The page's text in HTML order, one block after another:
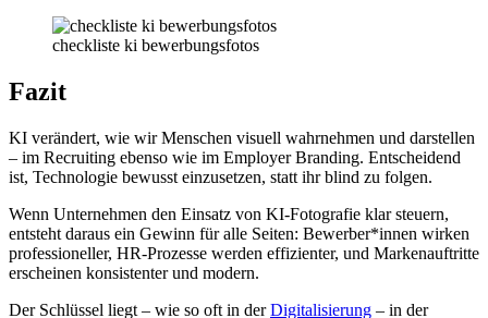
checkliste ki bewerbungsfotos
Fazit
KI verändert, wie wir Menschen visuell wahrnehmen und darstellen
– im Recruiting ebenso wie im Employer Branding. Entscheidend
ist, Technologie bewusst einzusetzen, statt ihr blind zu folgen.
Wenn Unternehmen den Einsatz von KI-Fotografie klar steuern,
entsteht daraus ein Gewinn für alle Seiten: Bewerber*innen wirken
professioneller, HR-Prozesse werden effizienter, und Markenauftritte
erscheinen konsistenter und modern.
Der Schlüssel liegt – wie so oft in derDigitalisierung – in der